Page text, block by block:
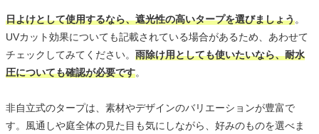
日よけとして使用するなら、遮光性の高いタープを選びましょう。
UVカット効果についても記載されている場合があるため、あわせて
チェックしてみてください。 雨除け用としても使いたいなら、耐水
圧についても確認が必要です。
非自立式のタープは、素材やデザインのバリエーションが豊富で
す。風通しや庭全体の見た目も気にしながら、好みのものを選べま